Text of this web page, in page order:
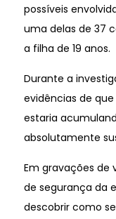
possíveis
uma delas de 37
a filha de 19 anos.
Durante a
evidências de
estaria
absolutamente
Em gravações de
de segurança da
descobrir como